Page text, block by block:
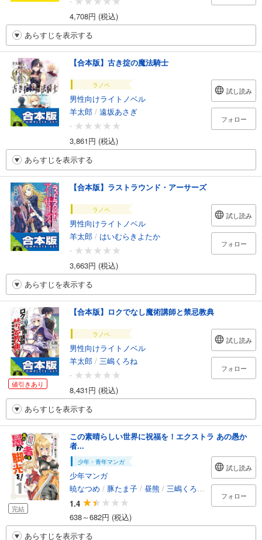
4,708円 (税込)
あらすじを表示する
【合本版】古き掟の魔法騎士
ラノベ
男性向けライトノベル
羊太郎 / 遠坂あさぎ
-
3,861円 (税込)
試し読み
フォロー
あらすじを表示する
【合本版】ラストラウンド・アーサーズ
ラノベ
男性向けライトノベル
羊太郎 / はいむらきよたか
-
3,663円 (税込)
試し読み
フォロー
あらすじを表示する
値引きあり
【合本版】ロクでなし魔術講師と禁忌教典
ラノベ
男性向けライトノベル
羊太郎 / 三嶋くろね
-
8,431円 (税込)
試し読み
フォロー
あらすじを表示する
完結
この素晴らしい世界に祝福を！エクストラ あの愚か
者...
少年・青年マンガ
少年マンガ
暁なつめ / 豚たま子 / 昼熊 / 三嶋くろね /憂姫はぐれ
1.4
638～682円 (税込)
試し読み
フォロー
あらすじを表示する